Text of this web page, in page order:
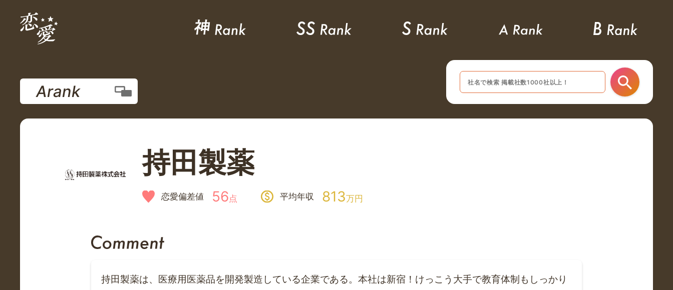
持田製薬
恋愛偏差値 56点 平均年収 813万円
Arank
持田製薬は、医療用医薬品を開発製造している企業である。本社は新宿！けっこう大手で教育体制もしっかり